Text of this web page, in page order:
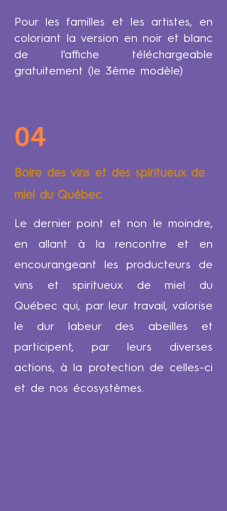
Pour les familles et les artistes, en
coloriant la version en noir et blanc
de l'affiche téléchargeable
gratuitement (le 3ème modèle)
04
Boire des vins et des spiritueux de
miel du Québec
Le dernier point et non le moindre,
en allant à la rencontre et en
encourangeant les producteurs de
vins et spiritueux de miel du
Québec qui, par leur travail, valorise
le dur labeur des abeilles et
participent, par leurs diverses
actions, à la protection de celles-ci
et de nos écosystèmes.